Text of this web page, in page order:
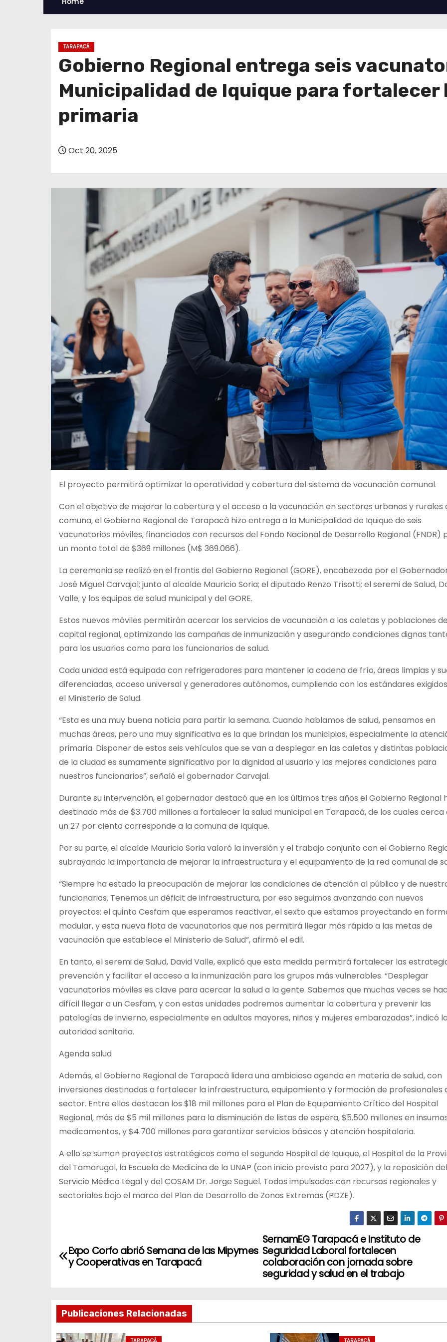
TARAPACÁ
Gobierno Regional entrega seis
Municipalidad de Iquique para fortalecer
primaria
Oct 20, 2025
El proyecto permitirá optimizar la operatividad y cobertura del sistema de vacunación comunal.
Con el objetivo de mejorar la cobertura y el acceso a la vacunación en sectores urbanos y rurales
comuna, el Gobierno Regional de Tarapacá hizo entrega a la Municipalidad de Iquique de seis
vacunatorios móviles, financiados con recursos del Fondo Nacional de Desarrollo Regional (FNDR)
un monto total de $369 millones (M$ 369.066).
La ceremonia se realizó en el frontis del Gobierno Regional (GORE), encabezada por el
José Miguel Carvajal; junto al alcalde Mauricio Soria; el diputado Renzo Trisotti; el seremi de Salud,
Valle; y los equipos de salud municipal y del GORE.
Estos nuevos móviles permitirán acercar los servicios de vacunación a las caletas y poblaciones
capital regional, optimizando las campañas de inmunización y asegurando condiciones dignas
para los usuarios como para los funcionarios de salud.
Cada unidad está equipada con refrigeradores para mantener la cadena de frío, áreas limpias y
diferenciadas, acceso universal y generadores autónomos, cumpliendo con los estándares
el Ministerio de Salud.
“Esta es una muy buena noticia para partir la semana. Cuando hablamos de salud, pensamos en
muchas áreas, pero una muy significativa es la que brindan los municipios, especialmente la
primaria. Disponer de estos seis vehículos que se van a desplegar en las caletas y distintas
de la ciudad es sumamente significativo por la dignidad al usuario y las mejores condiciones para
nuestros funcionarios”, señaló el gobernador Carvajal.
Durante su intervención, el gobernador destacó que en los últimos tres años el Gobierno Regional
destinado más de $3.700 millones a fortalecer la salud municipal en Tarapacá, de los cuales cerca
un 27 por ciento corresponde a la comuna de Iquique.
Por su parte, el alcalde Mauricio Soria valoró la inversión y el trabajo conjunto con el Gobierno
subrayando la importancia de mejorar la infraestructura y el equipamiento de la red comunal de
“Siempre ha estado la preocupación de mejorar las condiciones de atención al público y de
funcionarios. Tenemos un déficit de infraestructura, por eso seguimos avanzando con nuevos
proyectos: el quinto Cesfam que esperamos reactivar, el sexto que estamos proyectando en
modular, y esta nueva flota de vacunatorios que nos permitirá llegar más rápido a las metas de
vacunación que establece el Ministerio de Salud”, afirmó el edil.
En tanto, el seremi de Salud, David Valle, explicó que esta medida permitirá fortalecer las
prevención y facilitar el acceso a la inmunización para los grupos más vulnerables. “Desplegar
vacunatorios móviles es clave para acercar la salud a la gente. Sabemos que muchas veces se
difícil llegar a un Cesfam, y con estas unidades podremos aumentar la cobertura y prevenir las
patologías de invierno, especialmente en adultos mayores, niños y mujeres embarazadas”, indicó la
autoridad sanitaria.
Agenda salud
Además, el Gobierno Regional de Tarapacá lidera una ambiciosa agenda en materia de salud, con
inversiones destinadas a fortalecer la infraestructura, equipamiento y formación de profesionales
sector. Entre ellas destacan los $18 mil millones para el Plan de Equipamiento Crítico del Hospital
Regional, más de $5 mil millones para la disminución de listas de espera, $5.500 millones en
medicamentos, y $4.700 millones para garantizar servicios básicos y atención hospitalaria.
A ello se suman proyectos estratégicos como el segundo Hospital de Iquique, el Hospital de la
del Tamarugal, la Escuela de Medicina de la UNAP (con inicio previsto para 2027), y la reposición del
Servicio Médico Legal y del COSAM Dr. Jorge Seguel. Todos impulsados con recursos regionales y
sectoriales bajo el marco del Plan de Desarrollo de Zonas Extremas (PDZE).
N
a
e
g
SernamEG Tarapacá e Instituto de
Seguridad Laboral fortalecen
colaboración con jornada sobre
seguridad y salud en el trabajo
Expo Corfo abrió Semana de las Mipymes
y Cooperativas en Tarapacá
Publicaciones Relacionadas